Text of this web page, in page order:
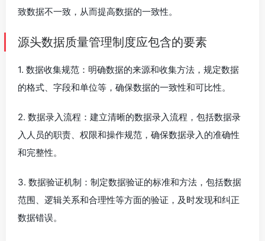
致数据不一致，从而提高数据的一致性。
源头数据质量管理制度应包含的要素
1. 数据收集规范：明确数据的来源和收集方法，规定数据
的格式、字段和单位等，确保数据的一致性和可比性。
2. 数据录入流程：建立清晰的数据录入流程，包括数据录
入人员的职责、权限和操作规范，确保数据录入的准确性
和完整性。
3. 数据验证机制：制定数据验证的标准和方法，包括数据
范围、逻辑关系和合理性等方面的验证，及时发现和纠正
数据错误。